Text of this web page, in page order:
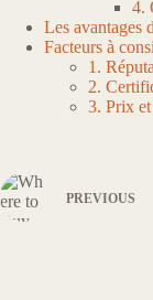
4.
Les avantages
Facteurs à
1.
2.
3. Prix
PREVIOUS